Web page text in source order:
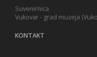
Suvenirnica
Vukovar - grad muzeja
KONTAKT